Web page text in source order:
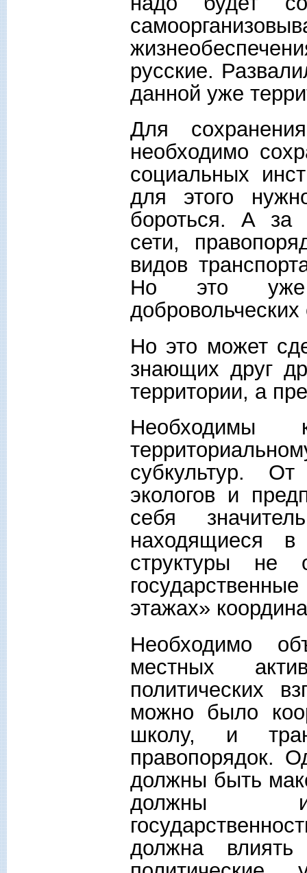
русские.
данной уже
Для
необходимо
социальных
для этого
бороться. А за
сети,
видов
Но это уже
добровольческих
Но это может
знающих друг
территории, а
Необходимы
субкультур.
экологов и
себя
находящиеся в
структуры не
этажах»
Необходимо
местных
политических
можно было
школу, и
правопорядок.
должны быть
должны
должна влиять